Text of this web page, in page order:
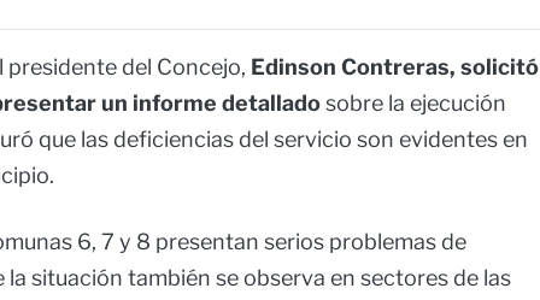
presidente del Concejo, Edinson Contreras, solicitó
un informe detalladosobre la ejecución
que las deficiencias del servicio son evidentes en
6, 7 y 8 presentan serios problemas de
la situación también se observa en sectores de las